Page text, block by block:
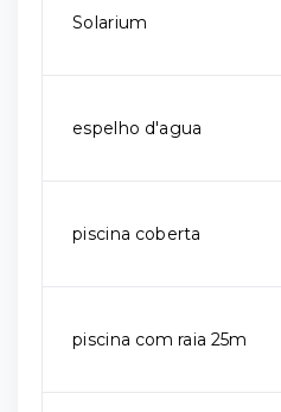
Solarium
espelho d'agua
piscina coberta
piscina com raia 25m